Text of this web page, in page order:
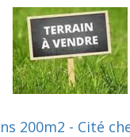
200m2 - Cité